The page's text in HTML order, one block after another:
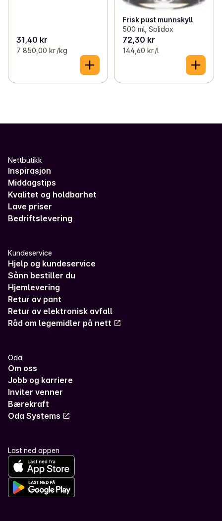
31,40 kr
7 850,00 kr /kg
Frisk pust munnskyll
500 ml, Solidox
72,30 kr
144,60 kr /l
Nettbutikk
Inspirasjon
Middagstips
Kvalitet og holdbarhet
Lave priser
Bedriftslevering
Kundeservice
Hjelp og kundeservice
Sånn bestiller du
Hjemlevering
Retur av pant
Retur av elektronisk avfall
Råd om legemidler på nett
Oda
Om oss
Jobb og karriere
Inviter venner
Bærekraft
Oda Systems
Last ned appen